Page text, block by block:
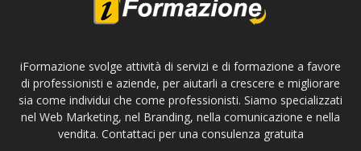
iFormazione svolge attività di servizi e di formazione a favore
di professionisti e aziende, per aiutarli a crescere e migliorare
sia come individui che come professionisti. Siamo specializzati
nel Web Marketing, nel Branding, nella comunicazione e nella
vendita. Contattaci per una consulenza gratuita